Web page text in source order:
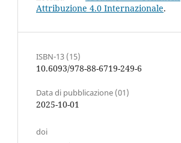
Attribuzione 4.0 Internazionale.
ISBN-13 (15)
10.6093/978-88-6719-249-6
Data di pubblicazione (01)
2025-10-01
doi